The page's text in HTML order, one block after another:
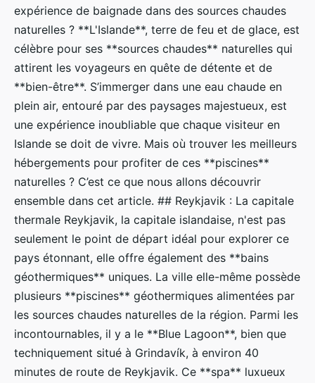
expérience de baignade dans des sources chaudes
naturelles ? **L'Islande**, terre de feu et de glace, est
célèbre pour ses **sources chaudes** naturelles qui
attirent les voyageurs en quête de détente et de
**bien-être**. S’immerger dans une eau chaude en
plein air, entouré par des paysages majestueux, est
une expérience inoubliable que chaque visiteur en
Islande se doit de vivre. Mais où trouver les meilleurs
hébergements pour profiter de ces **piscines**
naturelles ? C’est ce que nous allons découvrir
ensemble dans cet article. ## Reykjavik : La capitale
thermale Reykjavik, la capitale islandaise, n'est pas
seulement le point de départ idéal pour explorer ce
pays étonnant, elle offre également des **bains
géothermiques** uniques. La ville elle-même possède
plusieurs **piscines** géothermiques alimentées par
les sources chaudes naturelles de la région. Parmi les
incontournables, il y a le **Blue Lagoon**, bien que
techniquement situé à Grindavík, à environ 40
minutes de route de Reykjavik. Ce **spa** luxueux